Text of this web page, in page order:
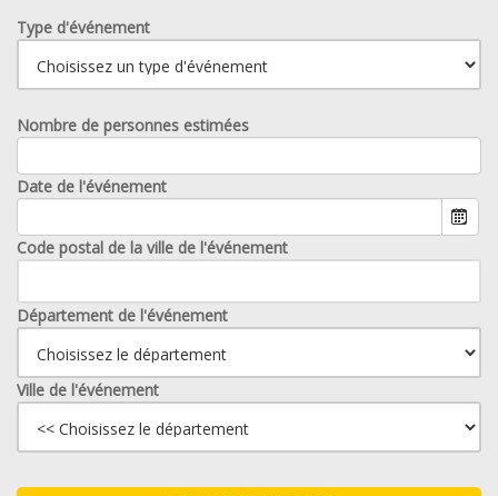
Type d'événement
Nombre de personnes estimées
Date de l'événement
Code postal de la ville de l'événement
Département de l'événement
Ville de l'événement